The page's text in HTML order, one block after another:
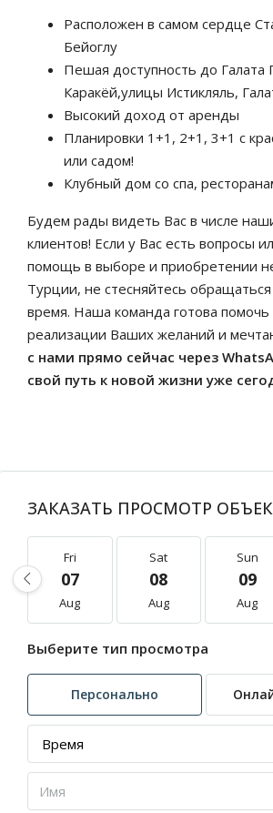
Расположен в самом сердце
Бейоглу
Пешая доступность до Галата
Каракёй,улицы Истикляль,
Высокий доход от аренды
Планировки 1+1, 2+1, 3+1 с
или садом!
Клубный дом со спа,
Будем рады видеть Вас в числе
клиентов! Если у Вас есть вопросы
помощь в выборе и приобретении
Турции, не стесняйтесь
время. Наша команда готова помочь
реализации Ваших желаний и
с нами прямо сейчас через
свой путь к новой жизни уже
ЗАКАЗАТЬ ПРОСМОТР
Fri
07
Aug
Sat
08
Aug
Sun
09
Aug
Выберите тип просмотра
Персонально
Время